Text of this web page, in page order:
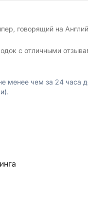
говорящий на
с отличными
менее чем за 24 часа